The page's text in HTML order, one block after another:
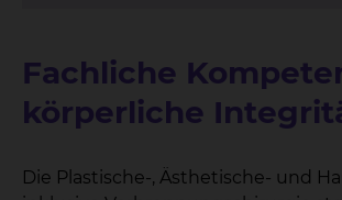
Fachliche
körperliche
Die Plastische-, Ästhetische- und